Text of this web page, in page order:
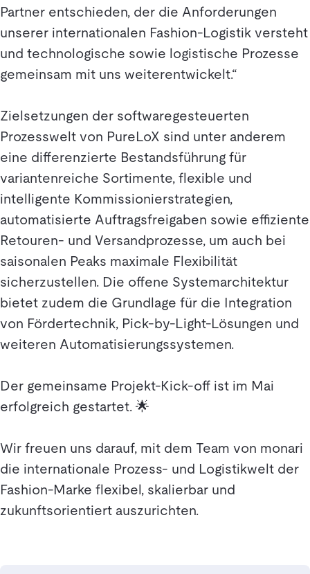
Partner entschieden, der die Anforderungen
unserer internationalen Fashion-Logistik versteht
und technologische sowie logistische Prozesse
gemeinsam mit uns weiterentwickelt.“
Zielsetzungen der softwaregesteuerten
Prozesswelt von PureLoX sind unter anderem
eine differenzierte Bestandsführung für
variantenreiche Sortimente, flexible und
intelligente Kommissionierstrategien,
automatisierte Auftragsfreigaben sowie effiziente
Retouren- und Versandprozesse, um auch bei
saisonalen Peaks maximale Flexibilität
sicherzustellen. Die offene Systemarchitektur
bietet zudem die Grundlage für die Integration
von Fördertechnik, Pick-by-Light-Lösungen und
weiteren Automatisierungssystemen.
Der gemeinsame Projekt-Kick-off ist im Mai
erfolgreich gestartet. 🌟
Wir freuen uns darauf, mit dem Team von monari
die internationale Prozess- und Logistikwelt der
Fashion-Marke flexibel, skalierbar und
zukunftsorientiert auszurichten.